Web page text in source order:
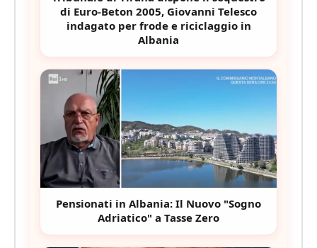
di Euro-Beton 2005, Giovanni Telesco
indagato per frode e riciclaggio in
Albania
Pensionati in Albania: Il Nuovo "Sogno
Adriatico" a Tasse Zero